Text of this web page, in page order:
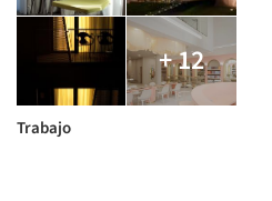
+ 12
Trabajo